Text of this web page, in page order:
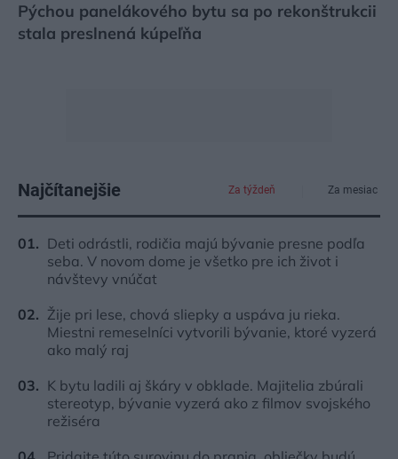
Pýchou panelákového bytu sa po rekonštrukcii
stala preslnená kúpeľňa
Najčítanejšie Za týždeň Za mesiac
Deti odrástli, rodičia majú bývanie presne podľa
seba. V novom dome je všetko pre ich život i
návštevy vnúčat
Žije pri lese, chová sliepky a uspáva ju rieka.
Miestni remeselníci vytvorili bývanie, ktoré vyzerá
ako malý raj
K bytu ladili aj škáry v obklade. Majitelia zbúrali
stereotyp, bývanie vyzerá ako z filmov svojského
režiséra